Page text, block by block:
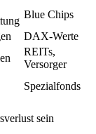
Blue Chips
DAX-Werte
REITs,
Versorger
Spezialfonds
sein